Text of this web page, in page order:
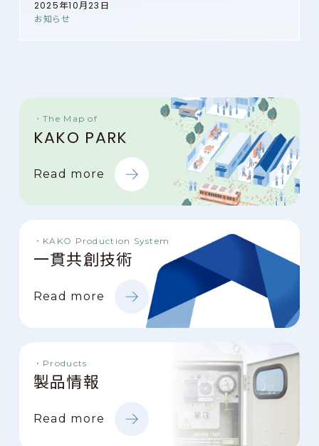
2025年10月23日
お知らせ
The Map of
KAKO PARK
Read more
KAKO Production System
一貫共創技術
Read more
Products
製品情報
Read more